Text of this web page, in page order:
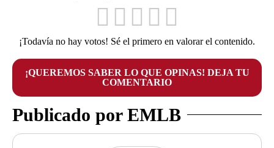
¡Todavía no hay votos! Sé el primero en valorar el contenido.
¡QUEREMOS SABER LO QUE OPINAS! DEJA TU
COMENTARIO
Publicado por EMLB